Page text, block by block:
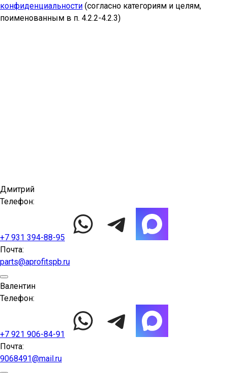
конфиденциальности (согласно категориям и целям,
поименованным в п. 4.2.2-4.2.3)
Дмитрий
Телефон:
+7 931 394-88-95
Почта:
parts@aprofitspb.ru
Валентин
Телефон:
+7 921 906-84-91
Почта:
9068491@mail.ru